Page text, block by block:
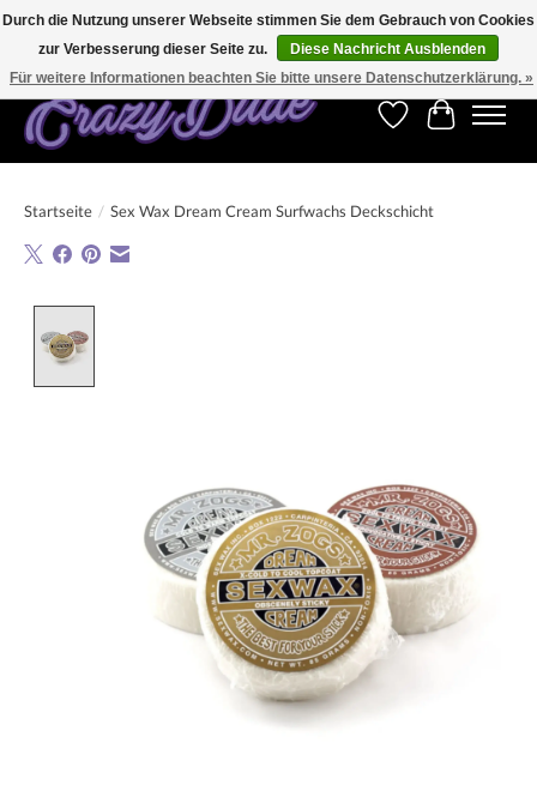
Kostenfreier Versand für Bestellungen ab 250 €. Weltweite Lieferung!
Wunschzettel
Ihr
Startseite / Sex Wax Dream Cream Surfwachs Deckschicht
Durch die Nutzung unserer Webseite stimmen Sie dem Gebrauch von Cookies
zur Verbesserung dieser Seite zu.
Diese Nachricht Ausblenden
Für weitere Informationen beachten Sie bitte unsere Datenschutzerklärung. »